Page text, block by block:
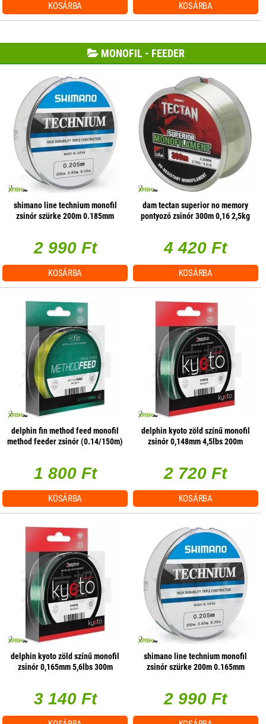
KOSÁRBA KOSÁRBA
MONOFIL - FEEDER
shimano line technium monofil
zsinór szürke 200m 0.185mm
2 990 Ft
KOSÁRBA
dam tectan superior no memory
pontyozó zsinór 300m 0,16 2,5kg
4 420 Ft
KOSÁRBA
delphin fin method feed monofil
method feeder zsinór (0.14/150m)
1 800 Ft
KOSÁRBA
delphin kyoto zöld színű monofil
zsinór 0,148mm 4,5lbs 200m
2 720 Ft
KOSÁRBA
delphin kyoto zöld színű monofil
zsinór 0,165mm 5,6lbs 300m
3 140 Ft
shimano line technium monofil
zsinór szürke 200m 0.165mm
2 990 Ft